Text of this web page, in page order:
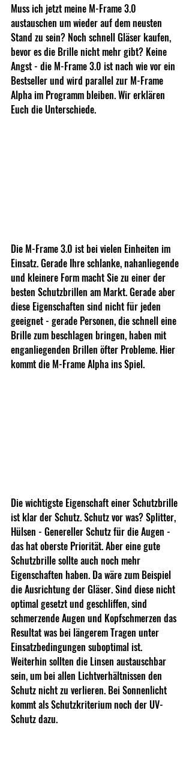
Muss ich jetzt meine M-Frame 3.0
austauschen um wieder auf dem neusten
Stand zu sein? Noch schnell Gläser kaufen,
bevor es die Brille nicht mehr gibt? Keine
Angst - die M-Frame 3.0 ist nach wie vor ein
Bestseller und wird parallel zur M-Frame
Alpha im Programm bleiben. Wir erklären
Euch die Unterschiede.
Die M-Frame 3.0 ist bei vielen Einheiten im
Einsatz. Gerade Ihre schlanke, nahanliegende
und kleinere Form macht Sie zu einer der
besten Schutzbrillen am Markt. Gerade aber
diese Eigenschaften sind nicht für jeden
geeignet - gerade Personen, die schnell eine
Brille zum beschlagen bringen, haben mit
enganliegenden Brillen öfter Probleme. Hier
kommt die M-Frame Alpha ins Spiel.
Die wichtigste Eigenschaft einer Schutzbrille
ist klar der Schutz. Schutz vor was? Splitter,
Hülsen - Genereller Schutz für die Augen -
das hat oberste Priorität. Aber eine gute
Schutzbrille sollte auch noch mehr
Eigenschaften haben. Da wäre zum Beispiel
die Ausrichtung der Gläser. Sind diese nicht
optimal gesetzt und geschliffen, sind
schmerzende Augen und Kopfschmerzen das
Resultat was bei längerem Tragen unter
Einsatzbedingungen suboptimal ist.
Weiterhin sollten die Linsen austauschbar
sein, um bei allen Lichtverhältnissen den
Schutz nicht zu verlieren. Bei Sonnenlicht
kommt als Schutzkriterium noch der UV-
Schutz dazu.